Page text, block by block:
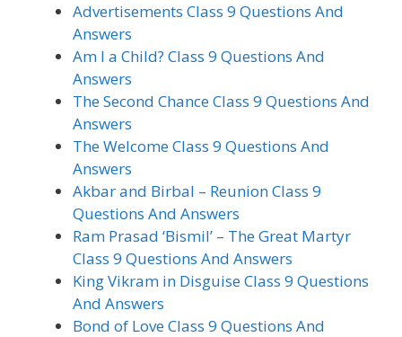
Advertisements Class 9 Questions And
Answers
Am I a Child? Class 9 Questions And
Answers
The Second Chance Class 9 Questions And
Answers
The Welcome Class 9 Questions And
Answers
Akbar and Birbal – Reunion Class 9
Questions And Answers
Ram Prasad ‘Bismil’ – The Great Martyr
Class 9 Questions And Answers
King Vikram in Disguise Class 9 Questions
And Answers
Bond of Love Class 9 Questions And